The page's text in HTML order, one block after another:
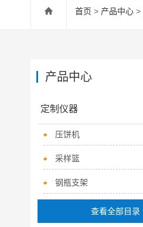
首页 > 产品中心 >
产品中心
定制仪器
压饼机
采样篮
钢瓶支架
查看全部目录